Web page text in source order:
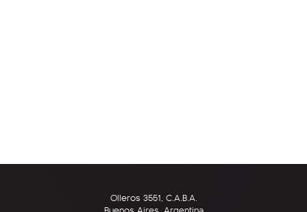
Olleros 3551, C.A.B.A.
Buenos Aires, Argentina